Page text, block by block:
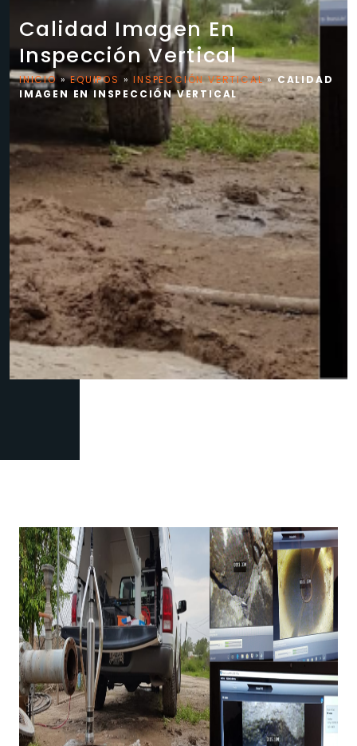
Calidad Imagen En
Inspección Vertical
INICIO»EQUIPOS »INSPECCIÓN VERTICAL»CALIDAD
IMAGEN EN INSPECCIÓN VERTICAL